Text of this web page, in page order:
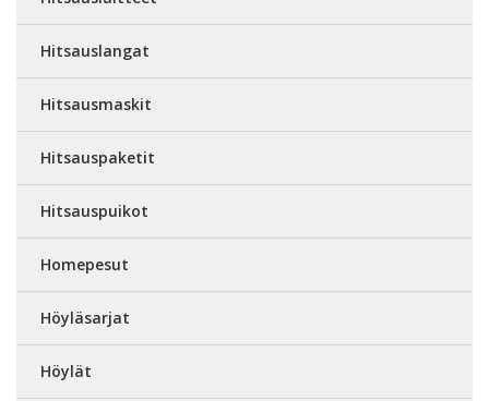
Hitsauslangat
Hitsausmaskit
Hitsauspaketit
Hitsauspuikot
Homepesut
Höyläsarjat
Höylät